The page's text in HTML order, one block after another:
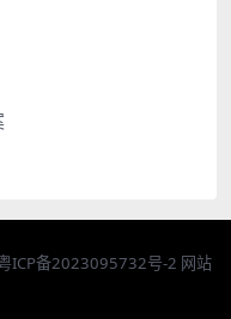
ICP备2023095732号-2 网站